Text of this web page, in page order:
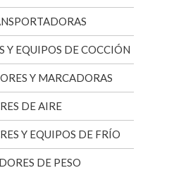
Y EQUIPOS DE COCCIÓN
Y MARCADORAS
DE AIRE
Y EQUIPOS DE FRÍO
DE PESO